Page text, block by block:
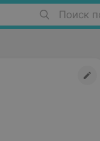
Поиск